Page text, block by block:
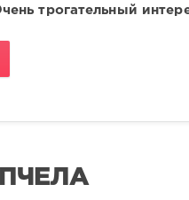
трогательный